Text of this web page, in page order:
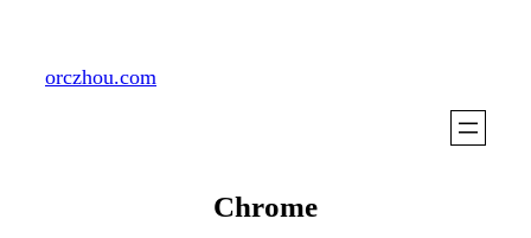
orczhou.com
Chrome